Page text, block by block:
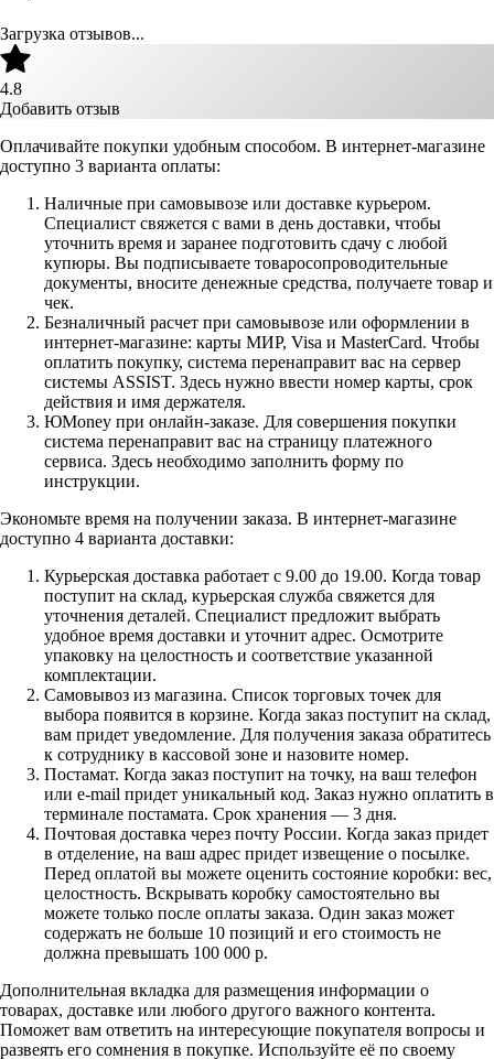
Загрузка отзывов...
4.8
Добавить отзыв
Оплачивайте покупки удобным способом. В интернет-магазине
доступно 3 варианта оплаты:
Наличные при самовывозе или доставке курьером.
Специалист свяжется с вами в день доставки, чтобы
уточнить время и заранее подготовить сдачу с любой
купюры. Вы подписываете товаросопроводительные
документы, вносите денежные средства, получаете товар и
чек.
Безналичный расчет при самовывозе или оформлении в
интернет-магазине: карты МИР, Visa и MasterCard. Чтобы
оплатить покупку, система перенаправит вас на сервер
системы ASSIST. Здесь нужно ввести номер карты, срок
действия и имя держателя.
ЮMoney при онлайн-заказе. Для совершения покупки
система перенаправит вас на страницу платежного
сервиса. Здесь необходимо заполнить форму по
инструкции.
Экономьте время на получении заказа. В интернет-магазине
доступно 4 варианта доставки:
Курьерская доставка работает с 9.00 до 19.00. Когда товар
поступит на склад, курьерская служба свяжется для
уточнения деталей. Специалист предложит выбрать
удобное время доставки и уточнит адрес. Осмотрите
упаковку на целостность и соответствие указанной
комплектации.
Самовывоз из магазина. Список торговых точек для
выбора появится в корзине. Когда заказ поступит на склад,
вам придет уведомление. Для получения заказа обратитесь
к сотруднику в кассовой зоне и назовите номер.
Постамат. Когда заказ поступит на точку, на ваш телефон
или e-mail придет уникальный код. Заказ нужно оплатить в
терминале постамата. Срок хранения — 3 дня.
Почтовая доставка через почту России. Когда заказ придет
в отделение, на ваш адрес придет извещение о посылке.
Перед оплатой вы можете оценить состояние коробки: вес,
целостность. Вскрывать коробку самостоятельно вы
можете только после оплаты заказа. Один заказ может
содержать не больше 10 позиций и его стоимость не
должна превышать 100 000 р.
Дополнительная вкладка для размещения информации о
товарах, доставке или любого другого важного контента.
Поможет вам ответить на интересующие покупателя вопросы и
развеять его сомнения в покупке. Используйте её по своему